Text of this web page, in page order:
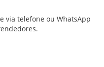
via telefone ou WhatsApp